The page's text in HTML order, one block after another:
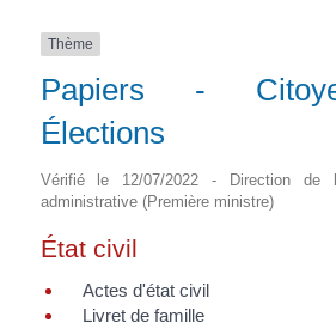
Thème
Papiers -
Élections
Vérifié le 12/07/2022 - Direction de
administrative (Première ministre)
État civil
Actes d'état civil
Livret de famille